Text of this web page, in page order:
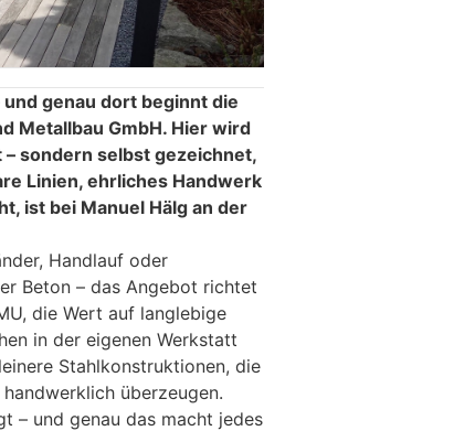
und genau dort beginnt die
Metallbau GmbH. Hier wird
sondern selbst gezeichnet,
Linien, ehrliches Handwerk
ist bei Manuel Hälg an der
Handlauf oder
Beton – das Angebot richtet
die Wert auf langlebige
in der eigenen Werkstatt
Stahlkonstruktionen, die
überzeugen.
– und genau das macht jedes